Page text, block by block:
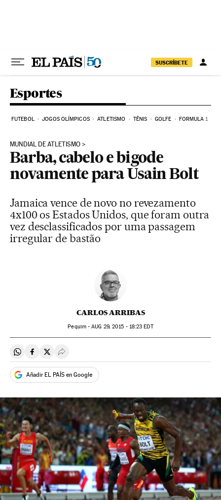
SUSCRÍBETE
Esportes
FUTEBOL JOGOS OLÍMPICOS ATLETISMO TÊNIS GOLFE FORMULA 1
MUNDIAL DE ATLETISMO
Barba, cabelo e bigode
novamente para Usain Bolt
Jamaica vence de novo no revezamento
4x100 os Estados Unidos, que foram outra
vez desclassificados por uma passagem
irregular de bastão
CARLOS ARRIBAS
Pequim -AUG 29, 2015 - 18:23 EDT
Compartir en Whatsapp
Compartir en Facebook
Compartir en Twitter
Desplegar Redes Sociales
Añadir EL PAÍS en Google